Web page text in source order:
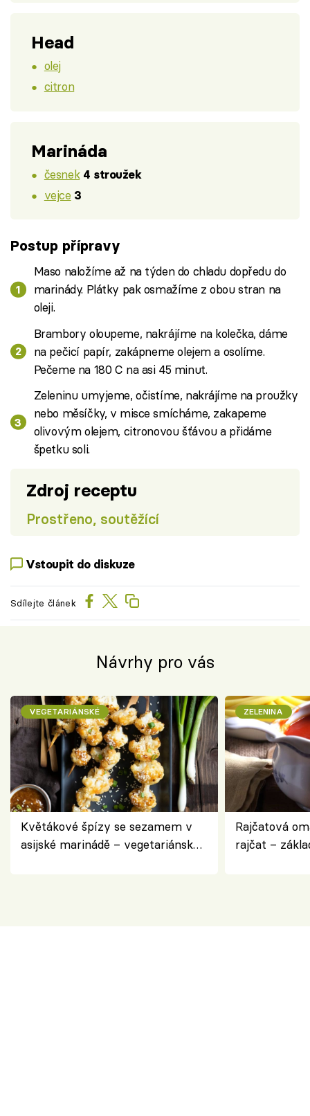
Head
olej
citron
Marináda
česnek 4 stroužek
vejce 3
Postup přípravy
Maso naložíme až na týden do chladu dopředu do
marinády. Plátky pak osmažíme z obou stran na
oleji.
Brambory oloupeme, nakrájíme na kolečka, dáme
na pečicí papír, zakápneme olejem a osolíme.
Pečeme na 180 C na asi 45 minut.
Zeleninu umyjeme, očistíme, nakrájíme na proužky
nebo měsíčky, v misce smícháme, zakapeme
olivovým olejem, citronovou šťávou a přidáme
špetku soli.
Zdroj receptu
Prostřeno, soutěžící
Vstoupit do diskuze
Sdílejte článek
Návrhy pro vás
VEGETARIÁNSKÉ
Květákové špízy se sezamem v
asijské marinádě – vegetariánská
ZELENINA
Rajčatová
rajčat –